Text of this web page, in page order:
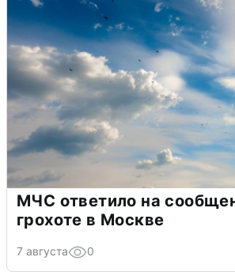
МЧС ответило на
грохоте в Москве
7 августа 0